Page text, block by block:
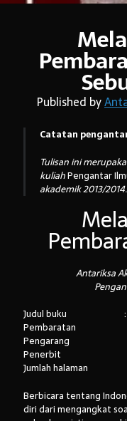
Arsip:
Arsip:Published by
Catatan
Tulisan ini
kuliahPengantar
akademik 2013/2014.
Antariksa
Judul buku : Nusa
Pembaratan
Pengarang :
Penerbit :
Jumlah halaman :
Berbicara tentang
diri dari mengangkat